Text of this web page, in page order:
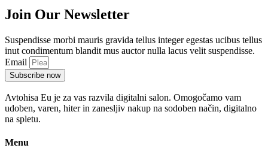
Join Our Newsletter
Suspendisse morbi mauris gravida tellus integer egestas ucibus tellus
inut condimentum blandit mus auctor nulla lacus velit suspendisse.
Email
Subscribe now
Avtohisa Eu je za vas razvila digitalni salon. Omogočamo vam
udoben, varen, hiter in zanesljiv nakup na sodoben način, digitalno
na spletu.
Menu